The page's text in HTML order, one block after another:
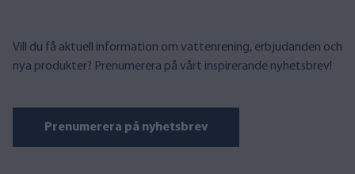
Vill du få aktuell information om vattenrening, erbjudanden och
nya produkter? Prenumerera på vårt inspirerande nyhetsbrev!
Prenumerera på nyhetsbrev